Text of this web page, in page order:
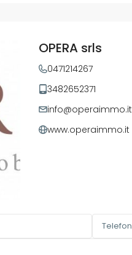
OPERA srls
0471214267
3482652371
info@operaimmo.it
www.operaimmo.it